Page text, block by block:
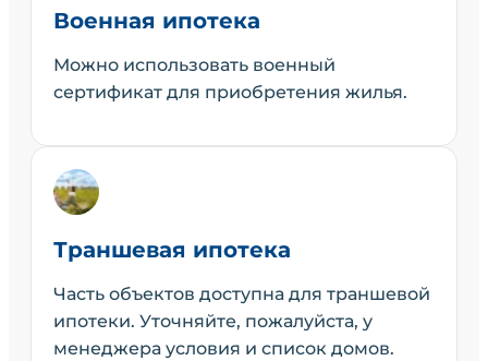
Военная ипотека
Можно использовать военный
сертификат для приобретения жилья.
Траншевая ипотека
Часть объектов доступна для траншевой
ипотеки. Уточняйте, пожалуйста, у
менеджера условия и список домов.